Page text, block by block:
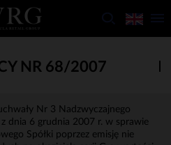
NR 68/2007
Nr 3 Nadzwyczajnego
dnia 6 grudnia 2007 r. w sprawie
Spółki poprzez emisję nie